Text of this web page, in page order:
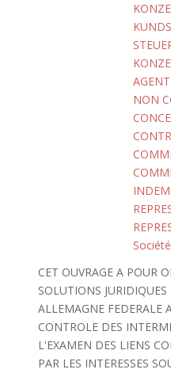
NON
Société
CET OUVRAGE A POUR
SOLUTIONS
ALLEMAGNE FEDERALE
CONTROLE DES
L'EXAMEN DES LIENS
PAR LES INTERESSES